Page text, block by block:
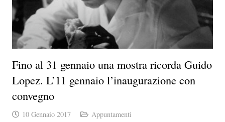
Fino al 31 gennaio una mostra ricorda Guido
Lopez. L’11 gennaio l’inaugurazione con
convegno
10 Gennaio 2017 Appuntamenti